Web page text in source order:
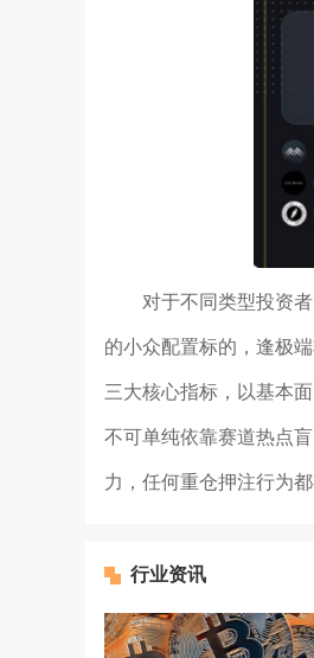
对于不同类型投资
的小众配置标的，逢极
三大核心指标，以基本
不可单纯依靠赛道热点
力，任何重仓押注行为
行业资讯